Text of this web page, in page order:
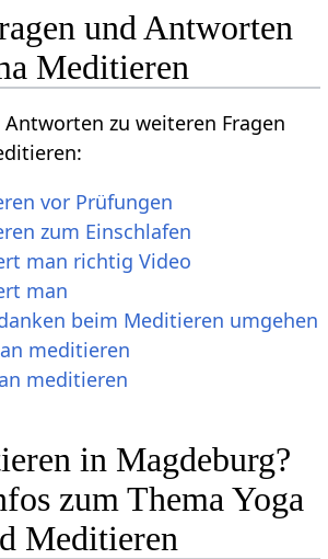
und Antworten
Meditieren
zu weiteren Fragen
vor Prüfungen
zum Einschlafen
man richtig Video
man
beim Meditieren umgehen
meditieren
meditieren
in Magdeburg?
zum Thema Yoga
Meditieren